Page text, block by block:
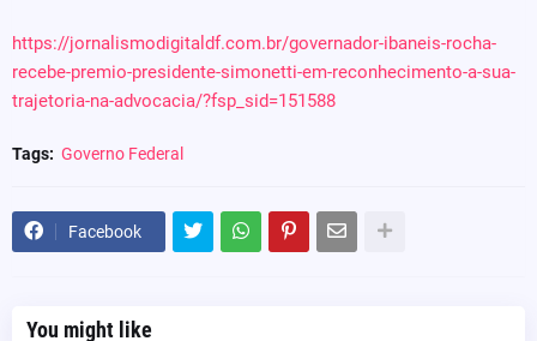
https://jornalismodigitaldf.com.br/governador-ibaneis-rocha-
recebe-premio-presidente-simonetti-em-reconhecimento-a-sua-
trajetoria-na-advocacia/?fsp_sid=151588
Tags: Governo Federal
Facebook
You might like